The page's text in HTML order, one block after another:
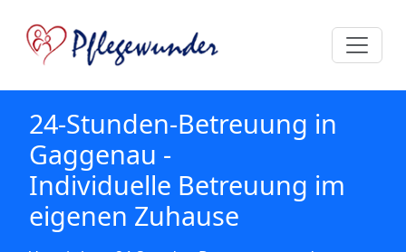
24-Stunden-Betreuung in
Gaggenau -
Individuelle Betreuung im
eigenen Zuhause